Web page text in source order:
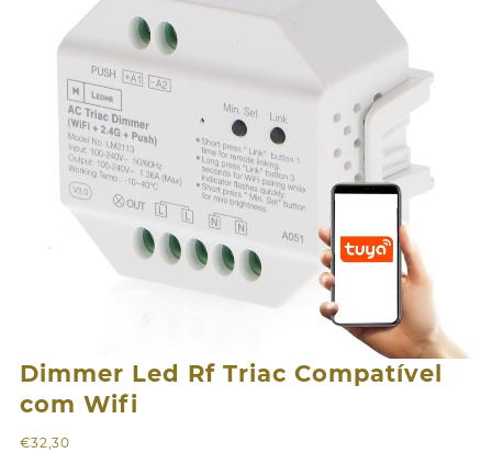
Dimmer Led Rf Triac Compatível
com Wifi
€32,30